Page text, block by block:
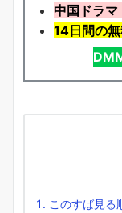
中国ドラマ
14日間の
このすば見る